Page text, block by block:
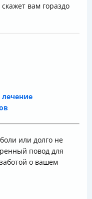
вам гораздо
или долго не
повод для
о вашем